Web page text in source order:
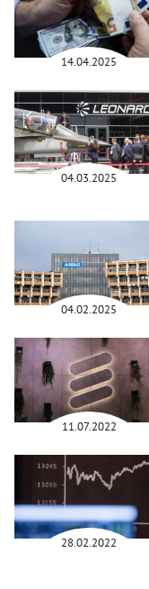
14.04.2025
04.03.2025
04.02.2025
11.07.2022
28.02.2022